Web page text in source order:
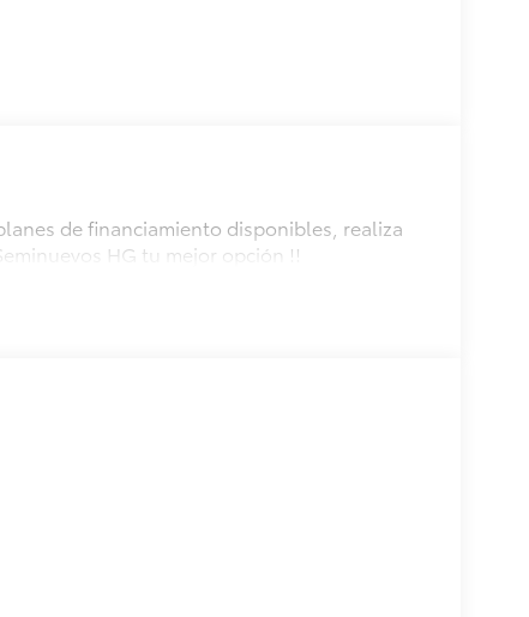
de financiamiento disponibles, realiza
HG tu mejor opción !!